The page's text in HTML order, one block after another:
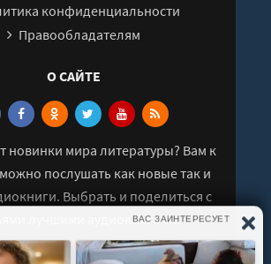
конфиденциальности
Правообладателям
О САЙТЕ
новинки мира литературы? Вам к
послушать как новые так и
Выбрать и поделиться с
лучшими аудиокнигами!